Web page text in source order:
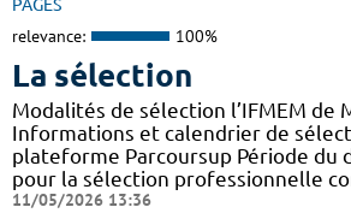
PAGES
relevance: 100%
La sélection
Modalités de sélection l’IFMEM de
Informations et calendrier de
plateforme Parcoursup Période du
pour la sélection professionnelle
11/05/2026 13:36